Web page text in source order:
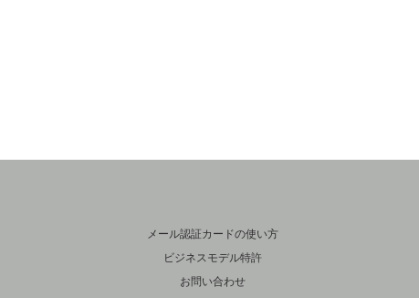
メール認証カードの使い方
ビジネスモデル特許
お問い合わせ